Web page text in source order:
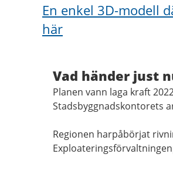
En enkel 3D-modell
här
Vad händer just
Planen vann laga kraft
Stadsbyggnadskontorets
Regionen harpåbörjat